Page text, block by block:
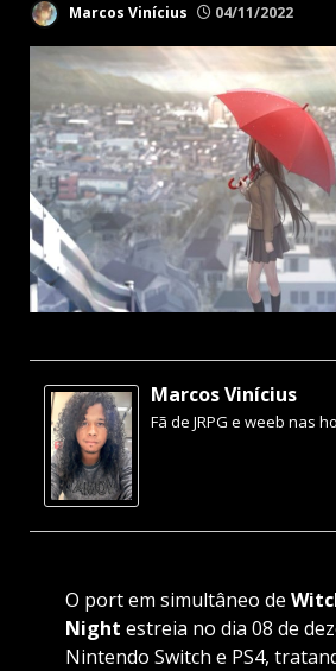
Marcos Vinícius 04/11/2022
Marcos Vinícius
Fã de JRPG e weeb nas
O port em simultâneo de
Night estreia no dia 08 de
Nintendo Switch e PS4,